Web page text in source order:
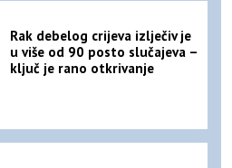
Rak debelog crijeva izlječiv je
u više od 90 posto slučajeva –
ključ je rano otkrivanje